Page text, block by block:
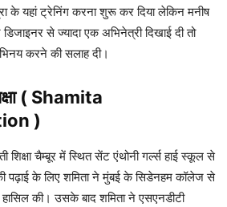
के यहां ट्रेनिंग करना शुरू कर दिया लेकिन मनीष
से ज्यादा एक अभिनेत्री दिखाई दी तो
करने की सलाह दी।
( Shamita
)
चैम्बूर में स्थित सेंट एंथोनी गर्ल्स हाई स्कूल से
पढ़ाई के लिए शमिता ने मुंबई के सिडेनहम कॉलेज से
की। उसके बाद शमिता ने एसएनडीटी